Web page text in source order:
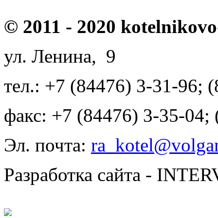
© 2011 - 2020
ул. Ленина, 9
тел.: +7 (84476) 3-31-96;
факс: +7 (84476) 3-35-04;
Эл. почта:
Разработка сайта -